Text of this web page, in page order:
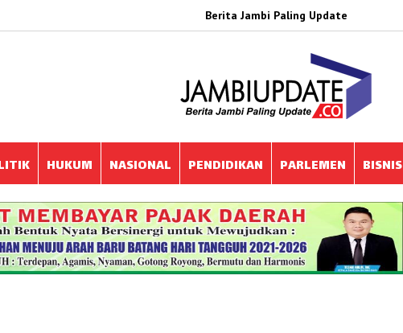
Berita Jambi Paling Update
HUKUM NASIONAL PENDIDIKAN PARLEMEN BISNIS